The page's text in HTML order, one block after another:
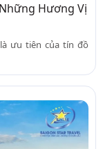
Hương Vị
ưu tiên của tín đồ